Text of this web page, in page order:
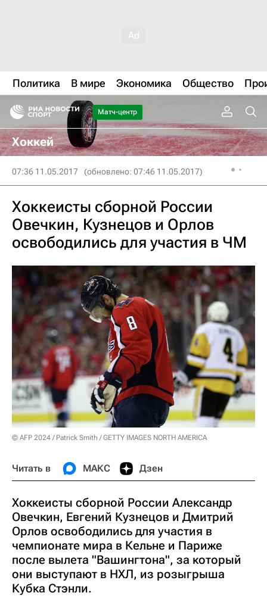
Политика В мире Экономика Общество
Матч-центр
Хоккей
07:36 11.05.2017 (обновлено: 07:46 11.05.2017)
Хоккеисты сборной России
Овечкин, Кузнецов и Орлов
освободились для участия в ЧМ
© AFP 2024 / Patrick Smith / GETTY IMAGES NORTH AMERICA
Читать в МАКС Дзен
Хоккеисты сборной России Александр
Овечкин, Евгений Кузнецов и Дмитрий
Орлов освободились для участия в
чемпионате мира в Кельне и Париже
после вылета "Вашингтона", за который
они выступают в НХЛ, из розыгрыша
Кубка Стэнли.